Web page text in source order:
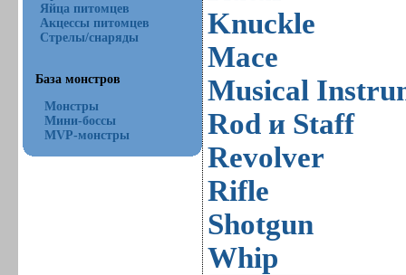
Яйца питомцев
Акцессы питомцев
Стрелы/снаряды
База монстров
Монстры
Мини-боссы
MVP-монстры
Knuckle
Mace
Musical
Rod и Staff
Revolver
Rifle
Shotgun
Whip